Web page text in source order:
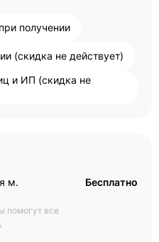
получении
(скидка не действует)
и ИП (скидка не
м.
помогут все
Бесплатно